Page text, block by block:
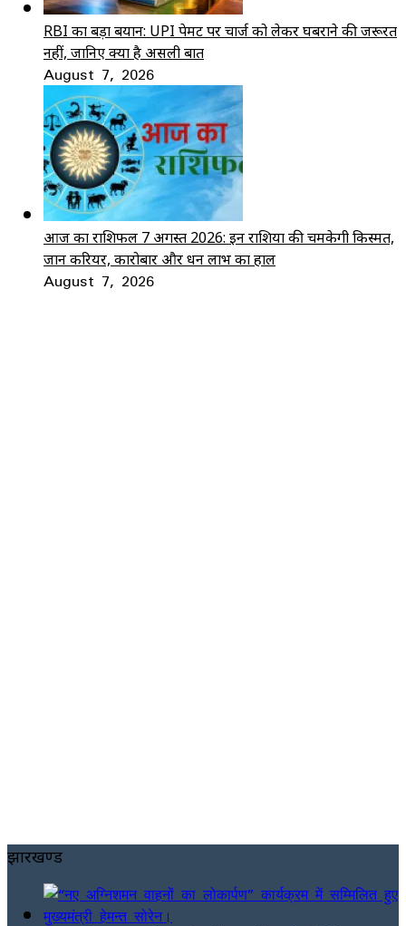
RBI का बड़ा बयान: UPI पेमेंट पर चार्ज को लेकर घबराने की जरूरत
नहीं, जानिए क्या है असली बात
August 7, 2026
आज का राशिफल 7 अगस्त 2026: इन राशियों की चमकेगी किस्मत,
जानें करियर, कारोबार और धन लाभ का हाल
August 7, 2026
झारखण्ड